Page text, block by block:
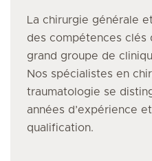
La chirurgie générale
des compétences clés
grand groupe de
Nos spécialistes en
traumatologie se
années d’expérience
qualification.